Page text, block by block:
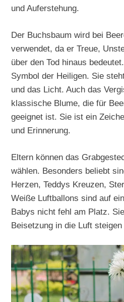
und Auferstehung.
Der Buchsbaum wird bei
verwendet, da er Treue,
über den Tod hinaus
Symbol der Heiligen. Sie
und das Licht. Auch das
klassische Blume, die für
geeignet ist. Sie ist ein
und Erinnerung.
Eltern können das
wählen. Besonders beliebt
Herzen, Teddys Kreuzen,
Weiße Luftballons sind auf
Babys nicht fehl am Platz.
Beisetzung in die Luft